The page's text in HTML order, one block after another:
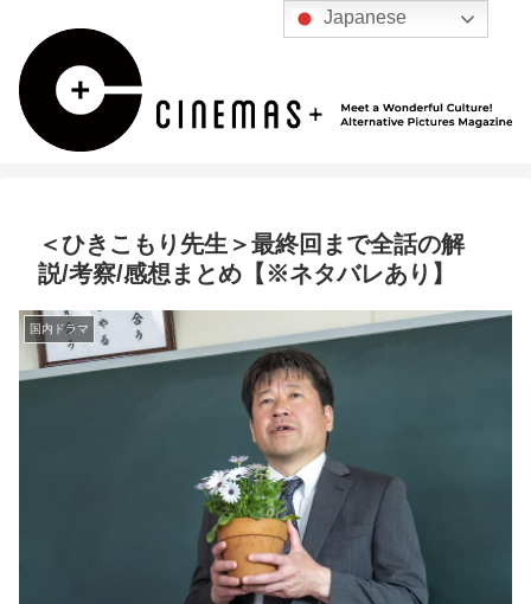
＜ひきこもり先生＞最終回まで全話の解
説/考察/感想まとめ【※ネタバレあり】
国内ドラマ
Japanese